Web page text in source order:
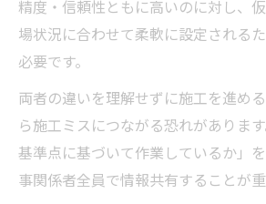
精度・信頼性ともに高いのに対し、
場状況に合わせて柔軟に設定される
必要です。
両者の違いを理解せずに施工を進め
ら施工ミスにつながる恐れがありま
基準点に基づいて作業しているか」
事関係者全員で情報共有することが重